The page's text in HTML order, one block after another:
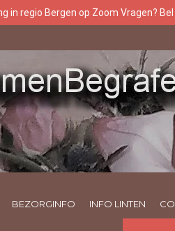
in regio Bergen op Zoom Vragen?
BEZORGINFO INFO LINTEN